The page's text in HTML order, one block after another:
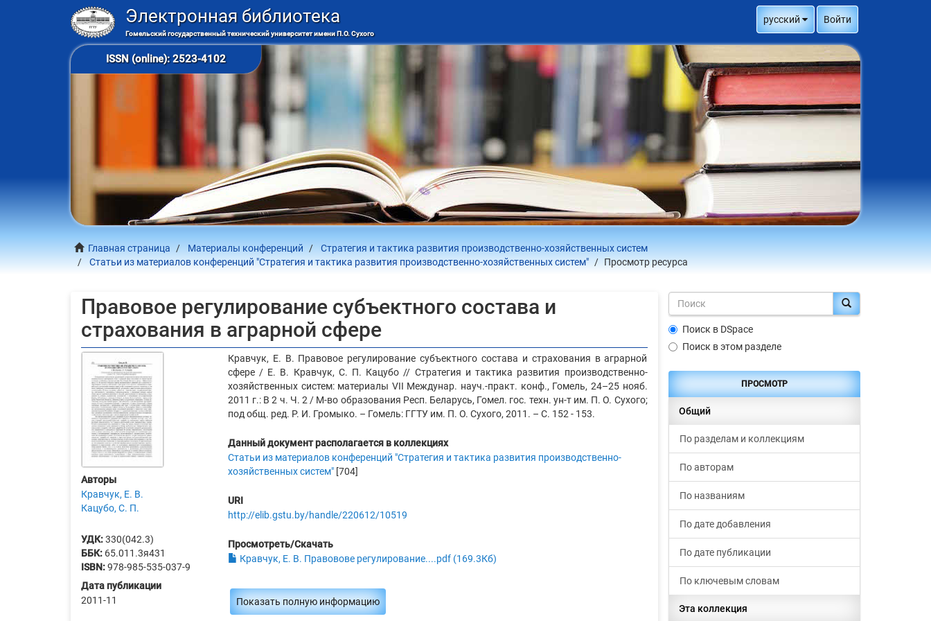
Электронная библиотека
Гомельский государственный технический университет имени П.О. Сухого
русский Войти
ISSN (online): 2523-4102
Главная страница Материалы конференций
Стратегия и тактика развития производственно-хозяйственных систем
Статьи из материалов конференций "Стратегия и тактика развития производственно-хозяйственных систем"
Просмотр ресурса
Правовое регулирование субъектного состава и
страхования в аграрной сфере
Авторы
Кравчук, Е. В.
Кацубо, С. П.
УДК:330(042.3)
ББК: 65.011.3я431
ISBN:978-985-535-037-9
Дата публикации
2011-11
Кравчук, Е. В. Правовое регулирование субъектного состава и страхования в аграрной
сфере / Е. В. Кравчук, С. П. Кацубо // Стратегия и тактика развития производственно-
хозяйственных систем: материалы VII Междунар. науч.-практ. конф., Гомель, 24–25 нояб.
2011 г.: В 2 ч. Ч. 2 / М-во образования Респ. Беларусь, Гомел. гос. техн. ун-т им. П. О. Сухого;
под общ. ред. Р. И. Громыко. – Гомель: ГГТУ им. П. О. Сухого, 2011. – С. 152 - 153.
Данный документ располагается в коллекциях
Статьи из материалов конференций "Стратегия и тактика развития производственно-
хозяйственных систем"[704]
URI
http://elib.gstu.by/handle/220612/10519
Просмотреть/Скачать
Кравчук, Е. В. Правовове регулирование....pdf (169.3Кб)
Показать полную информацию
Поиск в DSpace
Поиск в этом разделе
ПРОСМОТР
Общий
По разделам и коллекциям
По авторам
По названиям
По дате добавления
По дате публикации
По ключевым словам
Эта коллекция